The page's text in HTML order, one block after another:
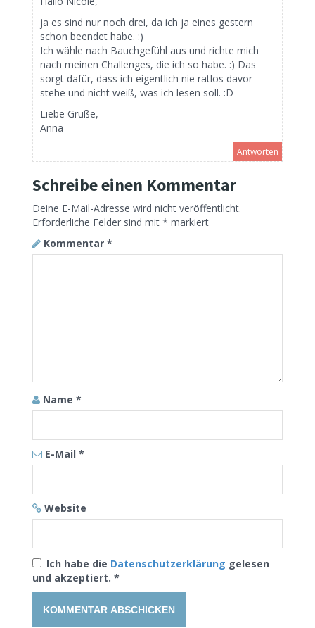
ja es sind nur noch drei, da ich ja eines gestern
schon beendet habe. :)
Ich wähle nach Bauchgefühl aus und richte mich
nach meinen Challenges, die ich so habe. :) Das
sorgt dafür, dass ich eigentlich nie ratlos davor
stehe und nicht weiß, was ich lesen soll. :D
Liebe Grüße,
Anna
Antworten
Schreibe einen Kommentar
Deine E-Mail-Adresse wird nicht veröffentlicht.
Erforderliche Felder sind mit * markiert
Kommentar *
Name *
E-Mail *
Website
Ich habe die Datenschutzerklärung gelesen
und akzeptiert. *